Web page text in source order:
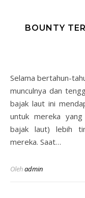
BOUNTY
Selama bertahun-tahun, dunia One Piece telah menyaksikan
munculnya dan
bajak laut ini
untuk mereka
bajak laut) lebih
mereka. Saat…
Olehadmin